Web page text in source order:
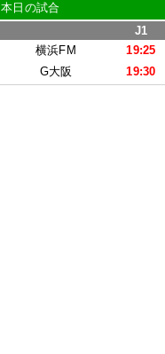
本日の試合
J1
横浜FM
19:25
G大阪
19:30